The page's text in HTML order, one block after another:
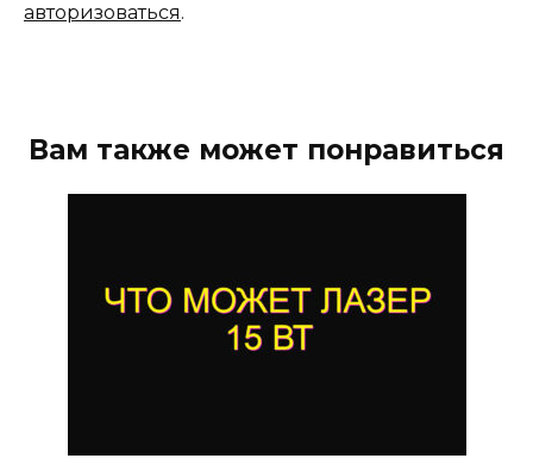
авторизоваться.
Вам также может понравиться